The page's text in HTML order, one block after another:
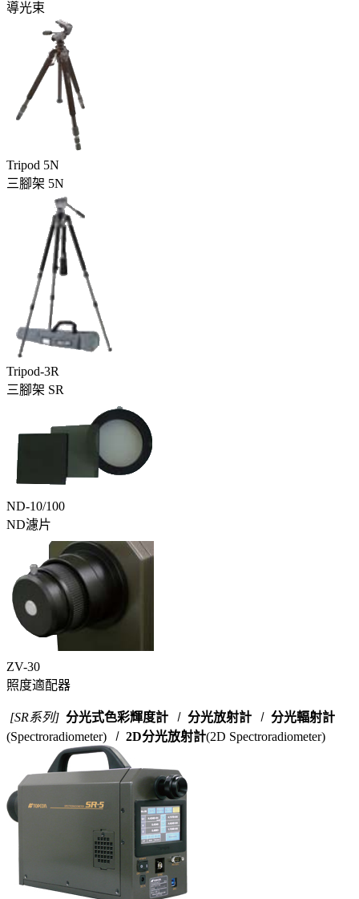
導光束
Tripod 5N
三腳架 5N
Tripod-3R
三腳架 SR
ND-10/100
ND濾片
ZV-30
照度適配器
[SR系列] 分光式色彩輝度計 ∣ 分光放射計 ∣ 分光輻射計
(Spectroradiometer)
∣ 2D分光放射計(2D Spectroradiometer)